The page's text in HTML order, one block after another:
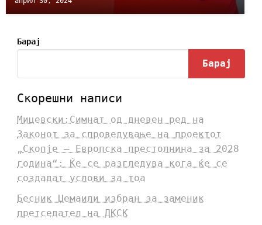
Барај
Барај
Скорешни написи
Мицевски:Симнат од дневен ред на
Законот за спроведување на проектот
„Скопје – Европска престолнина за 2028
година“: Ќе се разгледува кога ќе се
создадат услови за тоа
Бесник Џемаили избран за заменик
претседател на ДКСК